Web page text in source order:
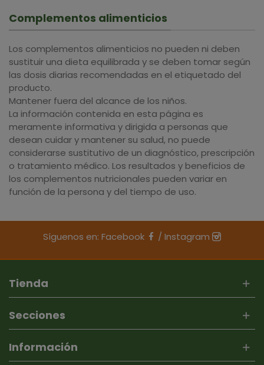
Complementos alimenticios
Los complementos alimenticios no pueden ni deben
sustituir una dieta equilibrada y se deben tomar según
las dosis diarias recomendadas en el etiquetado del
producto.
Mantener fuera del alcance de los niños.
La información contenida en esta página es
meramente informativa y dirigida a personas que
desean cuidar y mantener su salud, no puede
considerarse sustitutivo de un diagnóstico, prescripción
o tratamiento médico. Los resultados y beneficios de
los complementos nutricionales pueden variar en
función de la persona y del tiempo de uso.
Síguenos en: Facebook / Instagram
Tienda
Secciones
Información